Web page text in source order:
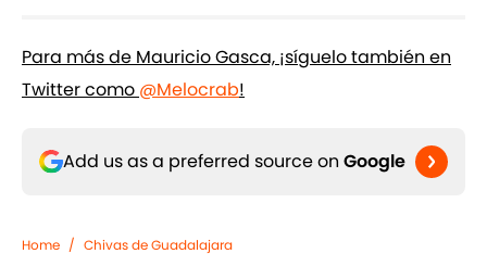
Para más de Mauricio Gasca, ¡síguelo también en
Twitter como @Melocrab!
Add us as a preferred source on Google
Home / Chivas de Guadalajara